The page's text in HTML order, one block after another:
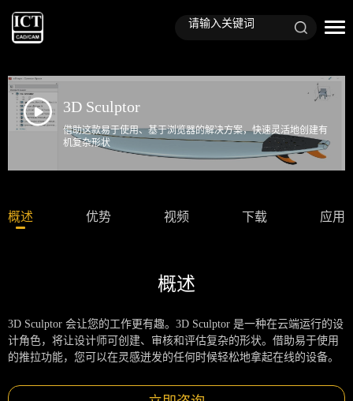
3D Sculptor
借助这款易于使用、基于浏览器的解决方案，快速灵活地创建有
机复杂形状
概述 优势 视频 下载 应用
概述
3D Sculptor 会让您的工作更有趣。3D Sculptor 是一种在云端运行的设
计角色，将让设计师可创建、审核和评估复杂的形状。借助易于使用
的推拉功能，您可以在灵感迸发的任何时候轻松地拿起在线的设备。